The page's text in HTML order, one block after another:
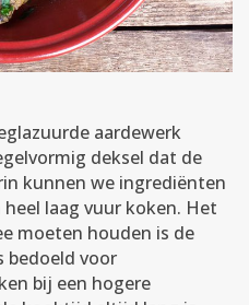
aardewerk
deksel dat de
kunnen we ingrediënten
laag vuur koken. Het
moeten houden is de
bedoeld voor
bij een hogere